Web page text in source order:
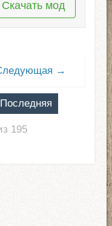
Скачать мод
→
Последняя
195